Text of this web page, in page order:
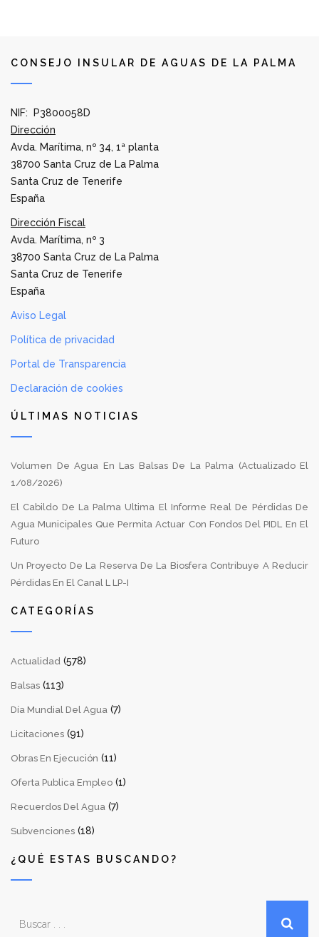
CONSEJO INSULAR DE AGUAS DE LA PALMA
NIF: P3800058D
Dirección
Avda. Marítima, nº 34, 1ª planta
38700 Santa Cruz de La Palma
Santa Cruz de Tenerife
España
Dirección Fiscal
Avda. Marítima, nº 3
38700 Santa Cruz de La Palma
Santa Cruz de Tenerife
España
Aviso Legal
Política de privacidad
Portal de Transparencia
Declaración de cookies
ÚLTIMAS NOTICIAS
Volumen De Agua En Las Balsas De La Palma (Actualizado El
1/08/2026)
El Cabildo De La Palma Ultima El Informe Real De Pérdidas De
Agua Municipales Que Permita Actuar Con Fondos Del PIDL En El
Futuro
Un Proyecto De La Reserva De La Biosfera Contribuye A Reducir
Pérdidas En El Canal L LP-I
CATEGORÍAS
Actualidad (578)
Balsas (113)
Día Mundial Del Agua (7)
Licitaciones (91)
Obras En Ejecución (11)
Oferta Publica Empleo (1)
Recuerdos Del Agua (7)
Subvenciones (18)
¿QUÉ ESTAS BUSCANDO?